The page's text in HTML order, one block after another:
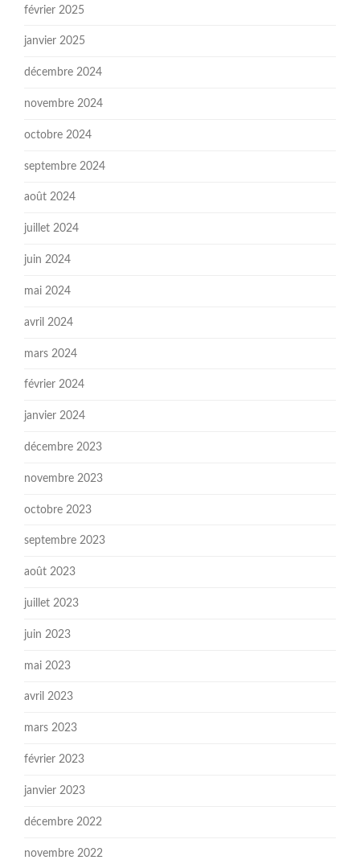
février 2025
janvier 2025
décembre 2024
novembre 2024
octobre 2024
septembre 2024
août 2024
juillet 2024
juin 2024
mai 2024
avril 2024
mars 2024
février 2024
janvier 2024
décembre 2023
novembre 2023
octobre 2023
septembre 2023
août 2023
juillet 2023
juin 2023
mai 2023
avril 2023
mars 2023
février 2023
janvier 2023
décembre 2022
novembre 2022